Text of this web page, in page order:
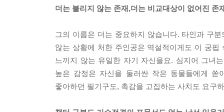
더는 불리지 않는 존재,더는 비교대상이 없어진 존
그의 이름은 더는 중요하지 않습니다. 타인과 구
않는 상황에 처한 주인공은 역설적이게도 이 궁
느끼지 않는 유일한 자기 자신을요. 심지어 그녀
높은 감정은 자신을 둘러싼 작은 동물들에게
좋아하던 필기구도, 촉감을 고집하는 사치도 요구